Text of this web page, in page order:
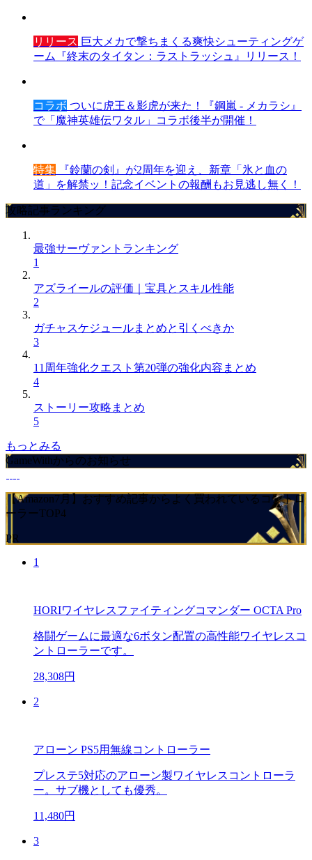
リリース 巨大メカで撃ちまくる爽快シューティングゲ
ーム『終末のタイタン：ラストラッシュ』リリース！
コラボ ついに虎王＆影虎が来た！『鋼嵐 - メカラシ』
で「魔神英雄伝ワタル」コラボ後半が開催！
特集 『鈴蘭の剣』が2周年を迎え、新章「氷と血の
道」を解禁ッ！記念イベントの報酬もお見逃し無く！
攻略記事ランキング
最強サーヴァントランキング
1
アズライールの評価｜宝具とスキル性能
2
ガチャスケジュールまとめと引くべきか
3
11周年強化クエスト第20弾の強化内容まとめ
4
ストーリー攻略まとめ
5
もっとみる
GameWithからのお知らせ
【Amazon7月】おすすめ記事からよく買われているコントロ
ーラーTOP4
PR
1
HORIワイヤレスファイティングコマンダー OCTA Pro
格闘ゲームに最適な6ボタン配置の高性能ワイヤレスコ
ントローラーです。
28,308円
2
アローン PS5用無線コントローラー
プレステ5対応のアローン製ワイヤレスコントローラ
ー。サブ機としても優秀。
11,480円
3